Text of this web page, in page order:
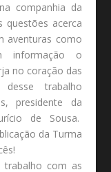
companhia da
questões acerca
aventuras como
informação o
no coração das
trabalho
presidente da
de Sousa.
da Turma
trabalho com as